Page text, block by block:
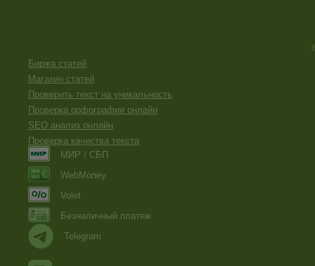
Биржа статей
Магазин статей
Проверить текст на уникальность
Проверка орфографии онлайн
SEO анализ онлайн
Проверка качества текста
МИР / СБП
WebMoney
Volet
Безналичный платеж
Telegram